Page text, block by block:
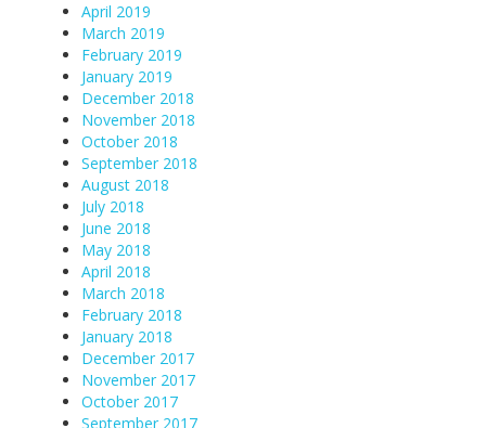
April 2019
March 2019
February 2019
January 2019
December 2018
November 2018
October 2018
September 2018
August 2018
July 2018
June 2018
May 2018
April 2018
March 2018
February 2018
January 2018
December 2017
November 2017
October 2017
September 2017